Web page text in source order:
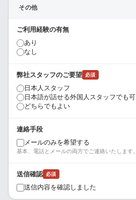
その他
ご利用経験の有無
あり
なし
弊社スタッフのご要望 必須
日本人スタッフ
日本語が話せる外国人スタッフでも可
どちらでもよい
連絡手段
メールのみを希望する
基本、電話とメールの両方でご連絡いたします。
送信確認 必須
送信内容を確認しました